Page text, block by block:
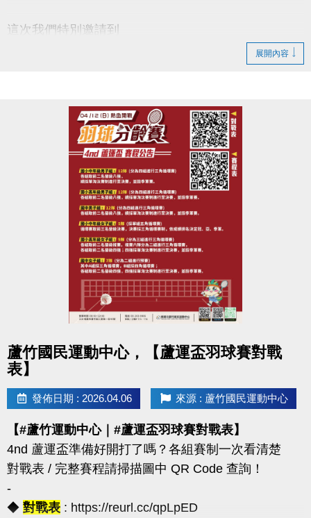
這次我們特別邀請到
帶你一起：
◎ 認識「自我覺察」的重要性
◎ 學會辨識情緒與內在需求
◎ 練習簡單實用的覺察技巧
◎ 提升面對壓力與關係的能力
◆時間｜4/22 (三) 早上 10:00－12:00
◆地點｜蘆竹國民運動中心 3樓社區教室
◆洽詢專線｜03-2639066 #106
◆公益免費講座・限額30位
◆掃描 QR Code 填表報名，馬上卡位
◆報名連結：https://forms.gle/JoHWjJ3ikHMRFTwcA
展開內容
蘆竹國民運動中心，【蘆運盃羽球賽對戰
表】
發佈日期 : 2026.04.06 來源 : 蘆竹國民運動中心
【#蘆竹運動中心｜#蘆運盃羽球賽對戰表】
4nd 蘆運盃準備好開打了嗎？各組賽制一次看清楚
對戰表 / 完整賽程請掃描圖中 QR Code 查詢！
-
◆ 對戰表 : https://reurl.cc/qpLpED